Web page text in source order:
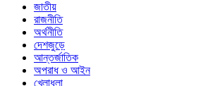
জাতীয়
রাজনীতি
অর্থনীতি
দেশজুড়ে
আন্তর্জাতিক
অপরাধ ও আইন
খেলাধুলা